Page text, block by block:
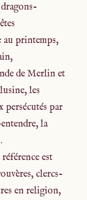
dragons-
au printemps,
de Merlin et
les
persécutés par
la
est
clercs-
en religion,